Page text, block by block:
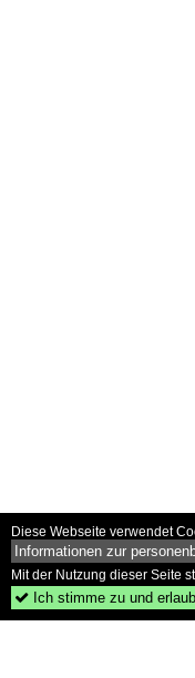
Diese Webseite verwendet
Informationen zur
Mit der Nutzung dieser Seite
 Ich stimme zu und